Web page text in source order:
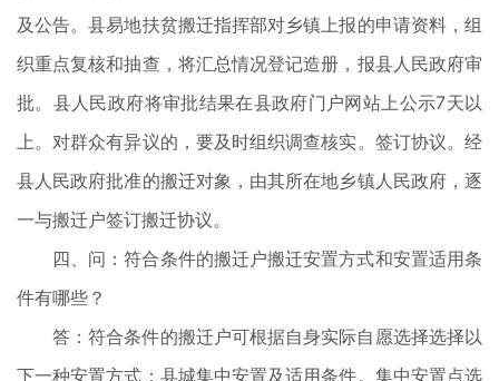
及公告。县易地扶贫搬迁指挥部对乡镇上报的申请资料，组
织重点复核和抽查，将汇总情况登记造册，报县人民政府审
批。县人民政府将审批结果在县政府门户网站上公示7天以
上。对群众有异议的，要及时组织调查核实。签订协议。经
县人民政府批准的搬迁对象，由其所在地乡镇人民政府，逐
一与搬迁户签订搬迁协议。
四、问：符合条件的搬迁户搬迁安置方式和安置适用条
件有哪些？
答：符合条件的搬迁户可根据自身实际自愿选择选择以
下一种安置方式：县城集中安置及适用条件。集中安置点选